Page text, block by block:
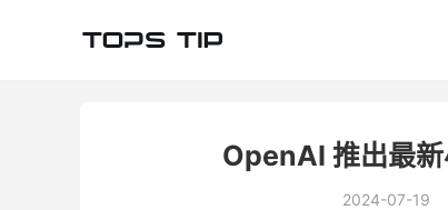
OpenAI 推出最
2024-07-19